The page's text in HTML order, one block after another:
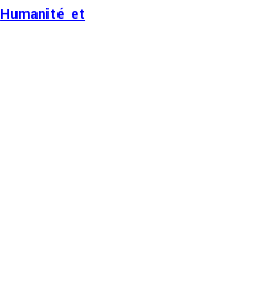
Humanité et